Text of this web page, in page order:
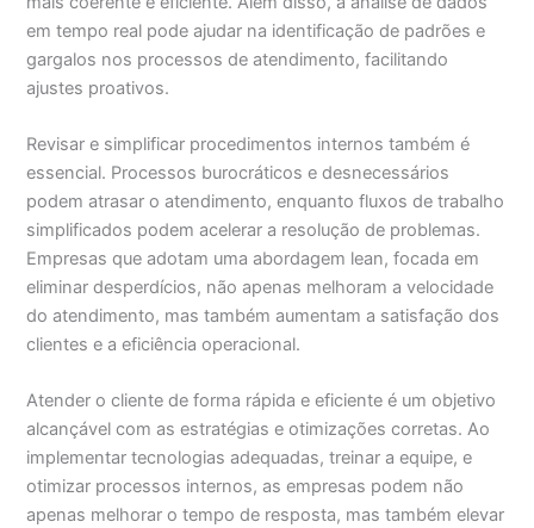
em tempo real pode ajudar na identificação de padrões e
gargalos nos processos de atendimento, facilitando
ajustes proativos.
Revisar e simplificar procedimentos internos também é
essencial. Processos burocráticos e desnecessários
podem atrasar o atendimento, enquanto fluxos de trabalho
simplificados podem acelerar a resolução de problemas.
Empresas que adotam uma abordagem lean, focada em
eliminar desperdícios, não apenas melhoram a velocidade
do atendimento, mas também aumentam a satisfação dos
clientes e a eficiência operacional.
Atender o cliente de forma rápida e eficiente é um objetivo
alcançável com as estratégias e otimizações corretas. Ao
implementar tecnologias adequadas, treinar a equipe, e
otimizar processos internos, as empresas podem não
apenas melhorar o tempo de resposta, mas também elevar